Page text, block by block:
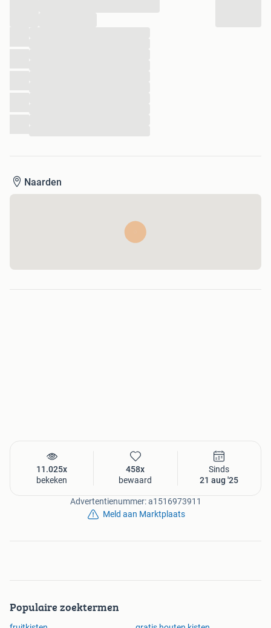
Naarden
11.025x
bekeken
458x
bewaard
Sinds
21 aug '25
Advertentienummer: a1516973911
Meld aan Marktplaats
Populaire zoektermen